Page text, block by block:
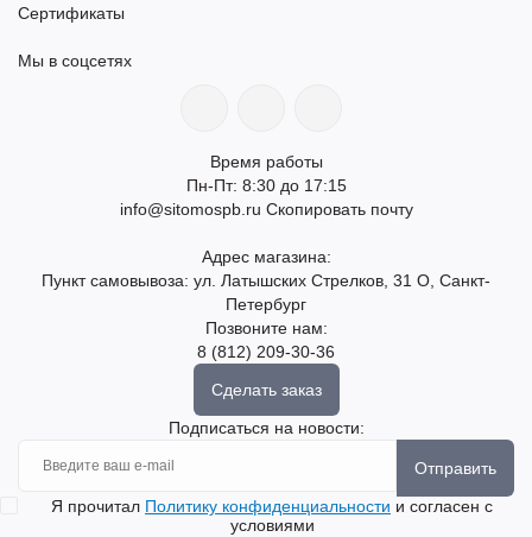
Сертификаты
Мы в соцсетях
Время работы
Пн-Пт: 8:30 до 17:15
info@sitomospb.ru Скопировать почту
Адрес магазина:
Пункт самовывоза: ул. Латышских Стрелков, 31 О, Санкт-
Петербург
Позвоните нам:
8 (812) 209-30-36
Сделать заказ
Подписаться на новости:
Отправить
Я прочитал Политику конфиденциальности и согласен с
условиями